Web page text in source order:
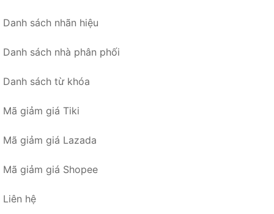
Danh sách nhãn hiệu
Danh sách nhà phân phối
Danh sách từ khóa
Mã giảm giá Tiki
Mã giảm giá Lazada
Mã giảm giá Shopee
Liên hệ